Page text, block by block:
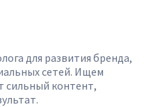
для развития бренда,
сетей. Ищем
сильный контент,